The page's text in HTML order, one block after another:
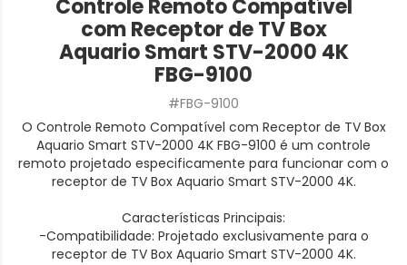
Controle Remoto Compatível
com Receptor de TV Box
Aquario Smart STV-2000 4K
FBG-9100
#FBG-9100
O Controle Remoto Compatível com Receptor de TV Box
Aquario Smart STV-2000 4K FBG-9100 é um controle
remoto projetado especificamente para funcionar com o
receptor de TV Box Aquario Smart STV-2000 4K.
Características Principais:
-Compatibilidade: Projetado exclusivamente para o
receptor de TV Box Aquario Smart STV-2000 4K.